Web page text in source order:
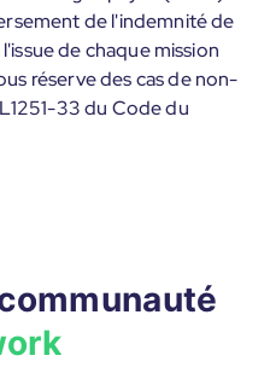
de l'indemnité de
de chaque mission
réserve des cas de non-
33 du Code du